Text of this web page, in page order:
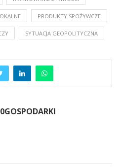
PRODUKTY SPOŻYWCZE
SYTUACJA GEOPOLITYCZNA